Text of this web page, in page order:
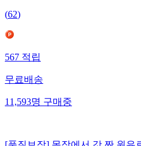
(62)
567 적립
무료배송
11,593명 구매중